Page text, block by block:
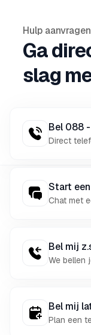
Hulp aanvragen
Ga
slag
Bel 088
Direct
Start
Chat met
Bel mij
We bellen
Bel mij
Plan een